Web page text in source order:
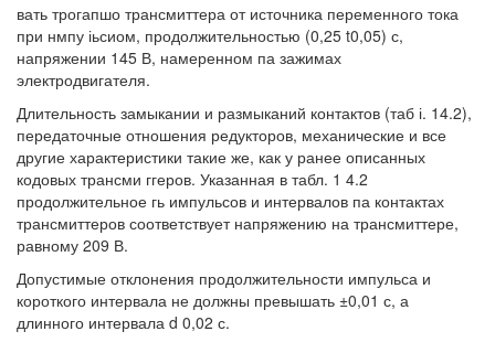
вать трогапшо трансмиттера от источника переменного тока
при нмпу іьсиом, продолжительностью (0,25 t0,05) с,
напряжении 145 В, намеренном па зажимах
электродвигателя.
Длительность замыкании и размыканий контактов (таб і. 14.2),
передаточные отношения редукторов, механические и все
другие характеристики такие же, как у ранее описанных
кодовых трансми ггеров. Указанная в табл. 1 4.2
продолжительное гь импульсов и интервалов па контактах
трансмиттеров соответствует напряжению на трансмиттере,
равному 209 В.
Допустимые отклонения продолжительности импульса и
короткого интервала не должны превышать ±0,01 с, а
длинного интервала d 0,02 с.